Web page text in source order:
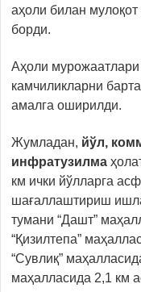
аҳоли билан
борди.
Аҳоли мурожаатлари
камчиликларни
амалга оширилди.
Жумладан, йўл,
инфратузилма
км ички йўлларга
шағаллаштириш
тумани “Дашт”
“Қизилтепа”
“Сувлиқ”
маҳалласида 2,1 км